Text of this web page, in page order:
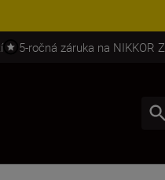
5-ročná záruka na NIKKOR Z